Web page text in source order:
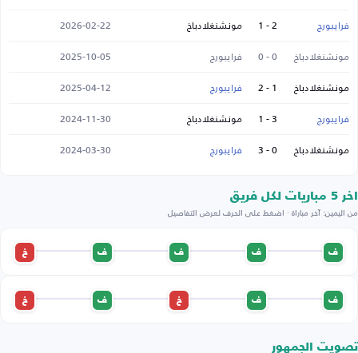
فرايبورج 2 - 1 مونشنغلادباخ
2026-02-22
مونشنغلادباخ
0 - 0 فرايبورج
2025-10-05
مونشنغلادباخ
1 - 2 فرايبورج
2025-04-12
فرايبورج
3 - 1 مونشنغلادباخ
2024-11-30
مونشنغلادباخ
0 - 3 فرايبورج 2024-03-30
اخر 5 مباريات لكل فريق
من اليمين: آخر مباراة · اضغط على الحرف لعرض التفاصيل
ف ف ف ف خ
ف ف خ ف خ
تصويت الجمهور